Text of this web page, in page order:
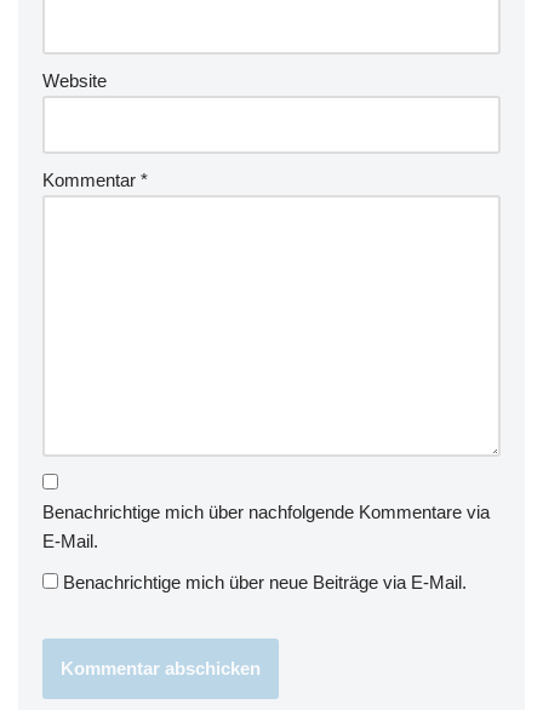
Website
Kommentar *
Benachrichtige mich über nachfolgende Kommentare via
E-Mail.
Benachrichtige mich über neue Beiträge via E-Mail.